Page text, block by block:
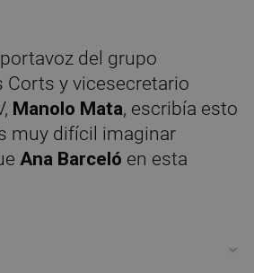
del grupo
Corts y vicesecretario
Manolo Mata, escribía esto
muy difícil imaginar
Ana Barceló en esta